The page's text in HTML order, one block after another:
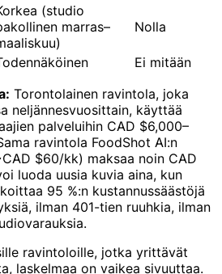
(studio
marras–
Nolla
Ei mitään
Torontolainen ravintola, joka
neljännesvuosittain, käyttää
palveluihin CAD $6,000–
ravintola FoodShot AI:n
$60/kk) maksaa noin CAD
luoda uusia kuvia aina, kun
95 %:n kustannussäästöjä
ilman 401-tien ruuhkia, ilman
ravintoloille, jotka yrittävät
laskelmaa on vaikea sivuuttaa.